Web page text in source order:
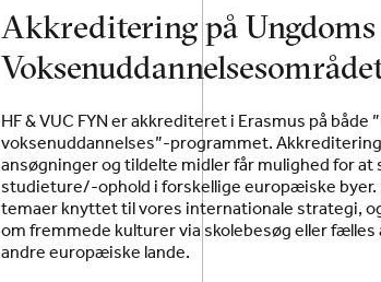
Akkreditering på Ungdoms
HF & VUC FYN er akkrediteret i Erasmus på både
voksenuddannelses”-programmet.
ansøgninger og tildelte midler får mulighed for at
studieture/-ophold i forskellige europæiske byer.
temaer knyttet til vores internationale strategi,
om fremmede kulturer via skolebesøg eller
andre europæiske lande.